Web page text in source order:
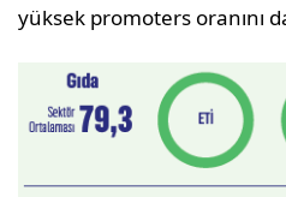
yüksek promoters oranını